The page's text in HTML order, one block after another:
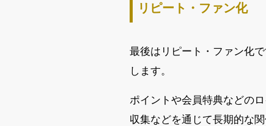
リピート・ファン化
最後はリピート・ファン化
します。
ポイントや会員特典などの
収集などを通じて長期的な